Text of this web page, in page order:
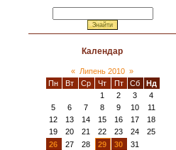
Календар
« Липень 2010 »
Пн
Вт Ср Чт Пт Сб
Нд
1
2 3
4
5
6 7 8 9 10
11
12
13 14 15 16 17
18
19
20 21 22 23 24
25
26
27 28 29 30 31